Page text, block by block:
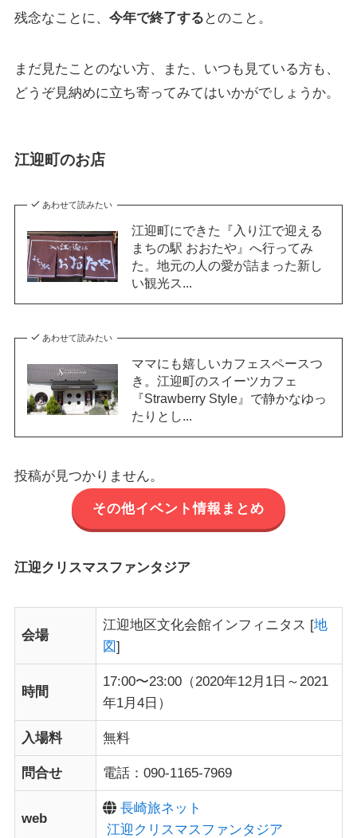
残念なことに、 今年で終了する とのこと。
まだ見たことのない方、また、いつも見ている方も、
どうぞ見納めに立ち寄ってみてはいかがでしょうか。
江迎町のお店
あわせて読みたい
江迎町にできた『入り江で迎える
まちの駅 おおたや』へ行ってみ
た。地元の人の愛が詰まった新し
い観光ス...
あわせて読みたい
ママにも嬉しいカフェスペースつ
き。江迎町のスイーツカフェ
『Strawberry Style』で静かなゆっ
たりとし...
投稿が見つかりません。
その他イベント情報まとめ
江迎クリスマスファンタジア
会場
江迎地区文化会館インフィニタス [地
図]
時間
17:00〜23:00（2020年12月1日～2021
年1月4日）
入場料 無料
問合せ 電話：090-1165-7969
web
長崎旅ネット
江迎クリスマスファンタジア